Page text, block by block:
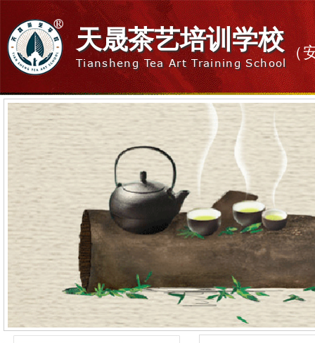
天晟茶艺培训学校
Tiansheng Tea Art Training School
（